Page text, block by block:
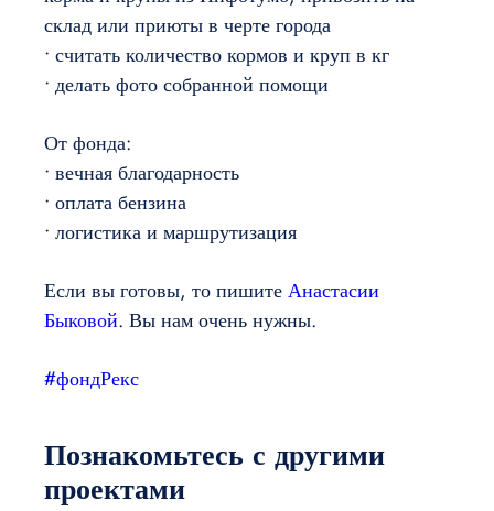
склад или приюты в черте города
• считать количество кормов и круп в кг
• делать фото собранной помощи
От фонда:
• вечная благодарность
• оплата бензина
• логистика и маршрутизация
Если вы готовы, то пишитеАнастасии
Быковой. Вы нам очень нужны.
#фондРекс
Познакомьтесь с другими
проектами